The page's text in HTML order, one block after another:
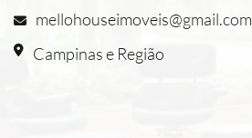
mellohouseimoveis@gmail.com
Campinas e Região